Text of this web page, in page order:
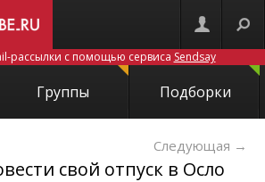
рассылки с помощью сервиса Sendsay
Группы Подборки
Следующая →
свой отпуск в Осло